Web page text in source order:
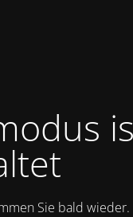
Sie bald wieder.